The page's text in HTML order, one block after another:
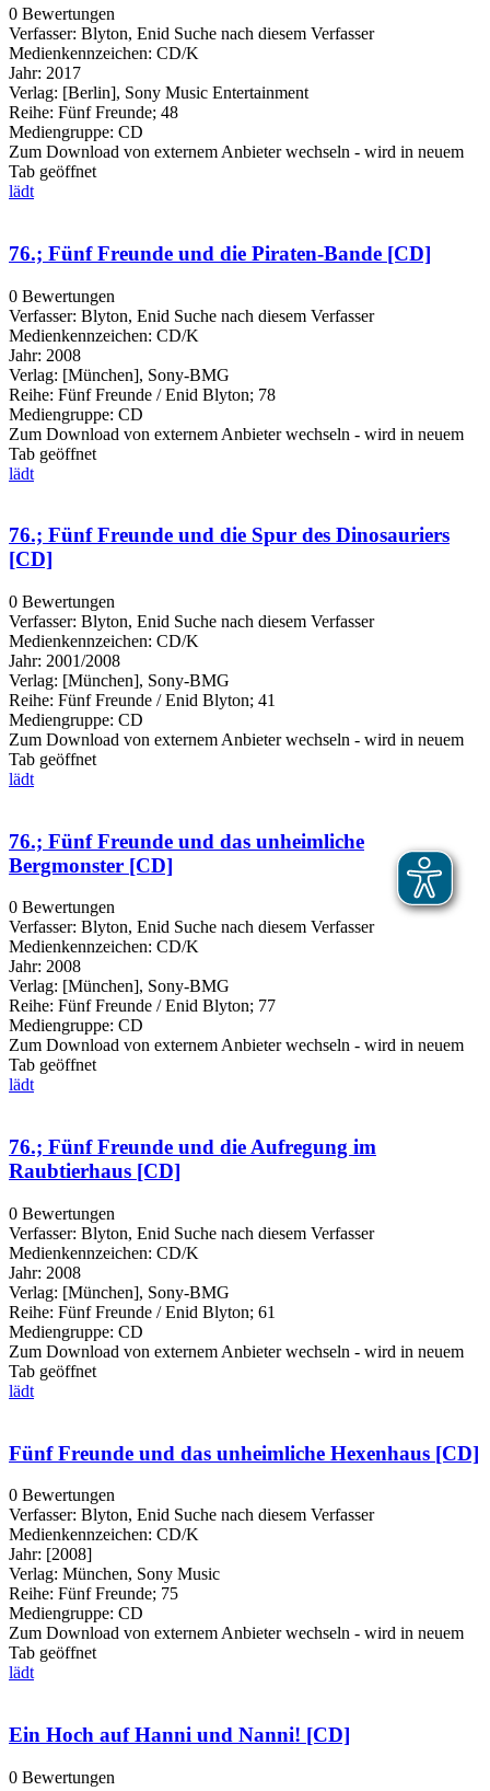
0 Bewertungen
Verfasser: Blyton, Enid Suche nach diesem Verfasser
Medienkennzeichen: CD/K
Jahr: 2017
Verlag: [Berlin], Sony Music Entertainment
Reihe: Fünf Freunde; 48
Mediengruppe: CD
Zum Download von externem Anbieter wechseln - wird in neuem
Tab geöffnet
lädt
76.; Fünf Freunde und die Piraten-Bande [CD]
0 Bewertungen
Verfasser: Blyton, Enid Suche nach diesem Verfasser
Medienkennzeichen: CD/K
Jahr: 2008
Verlag: [München], Sony-BMG
Reihe: Fünf Freunde / Enid Blyton; 78
Mediengruppe: CD
Zum Download von externem Anbieter wechseln - wird in neuem
Tab geöffnet
lädt
76.; Fünf Freunde und die Spur des Dinosauriers
[CD]
0 Bewertungen
Verfasser: Blyton, Enid Suche nach diesem Verfasser
Medienkennzeichen: CD/K
Jahr: 2001/2008
Verlag: [München], Sony-BMG
Reihe: Fünf Freunde / Enid Blyton; 41
Mediengruppe: CD
Zum Download von externem Anbieter wechseln - wird in neuem
Tab geöffnet
lädt
76.; Fünf Freunde und das unheimliche
Bergmonster [CD]
0 Bewertungen
Verfasser: Blyton, Enid Suche nach diesem Verfasser
Medienkennzeichen: CD/K
Jahr: 2008
Verlag: [München], Sony-BMG
Reihe: Fünf Freunde / Enid Blyton; 77
Mediengruppe: CD
Zum Download von externem Anbieter wechseln - wird in neuem
Tab geöffnet
lädt
76.; Fünf Freunde und die Aufregung im
Raubtierhaus [CD]
0 Bewertungen
Verfasser: Blyton, Enid Suche nach diesem Verfasser
Medienkennzeichen: CD/K
Jahr: 2008
Verlag: [München], Sony-BMG
Reihe: Fünf Freunde / Enid Blyton; 61
Mediengruppe: CD
Zum Download von externem Anbieter wechseln - wird in neuem
Tab geöffnet
lädt
Fünf Freunde und das unheimliche Hexenhaus [CD]
0 Bewertungen
Verfasser: Blyton, Enid Suche nach diesem Verfasser
Medienkennzeichen: CD/K
Jahr: [2008]
Verlag: München, Sony Music
Reihe: Fünf Freunde; 75
Mediengruppe: CD
Zum Download von externem Anbieter wechseln - wird in neuem
Tab geöffnet
lädt
Ein Hoch auf Hanni und Nanni! [CD]
0 Bewertungen